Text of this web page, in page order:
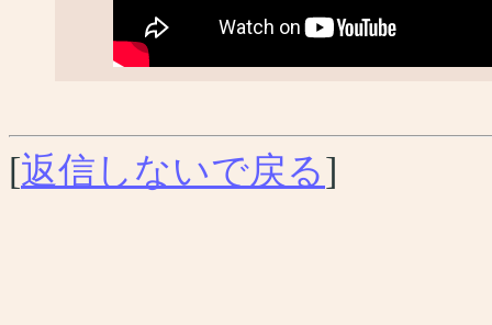
[返信しないで戻る]